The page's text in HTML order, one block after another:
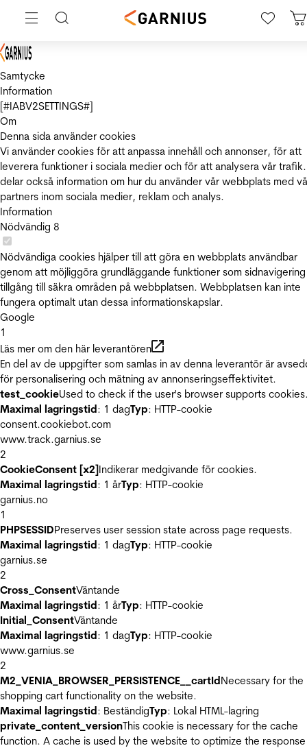
Samtycke
Information
[#IABV2SETTINGS#]
Om
Denna sida använder cookies
Vi använder cookies för att anpassa innehåll och annonser, för att
leverera funktioner i sociala medier och för att analysera vår
delar också information om hur du använder vår webbplats med
partners inom sociala medier, reklam och analys.
Information
Nödvändig 8
Nödvändiga cookies hjälper till att göra en webbplats användbar
genom att möjliggöra grundläggande funktioner som
tillgång till säkra områden på webbplatsen. Webbplatsen kan inte
fungera optimalt utan dessa informationskapslar.
Google
1
Läs mer om den här leverantören
En del av de uppgifter som samlas in av denna leverantör är
för personalisering och mätning av annonseringseffektivitet.
test_cookieUsed to check if the user's browser supports
Maximal lagringstid: 1 dagTyp: HTTP-cookie
consent.cookiebot.com
www.track.garnius.se
2
CookieConsent [x2]Indikerar medgivande för cookies.
Maximal lagringstid: 1 årTyp: HTTP-cookie
garnius.no
1
PHPSESSIDPreserves user session state across page requests.
Maximal lagringstid: 1 dagTyp: HTTP-cookie
garnius.se
2
Cross_ConsentVäntande
Maximal lagringstid: 1 årTyp: HTTP-cookie
Initial_ConsentVäntande
Maximal lagringstid: 1 dagTyp: HTTP-cookie
www.garnius.se
2
M2_VENIA_BROWSER_PERSISTENCE__cartIdNecessary for the
shopping cart functionality on the website.
Maximal lagringstid: BeständigTyp: Lokal HTML-lagring
private_content_versionThis cookie is necessary for the cache
function. A cache is used by the website to optimize the